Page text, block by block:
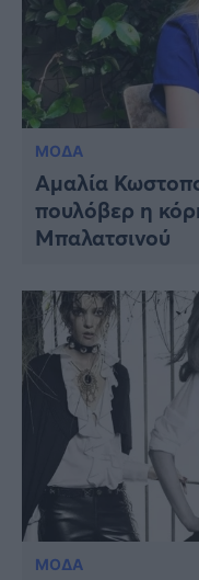
ΜΟΔΑ
Αμαλία
πουλόβερ η
Μπαλατσινού
ΜΟΔΑ